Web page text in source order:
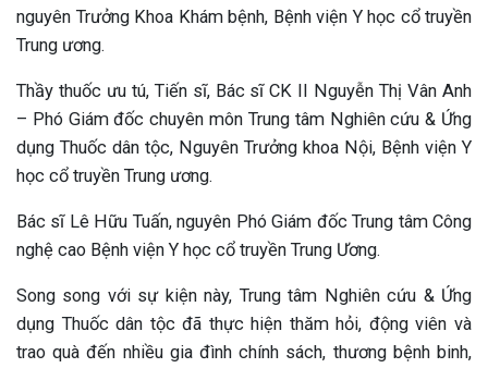
Sau Sinh Có Tự Khỏi
Thông Tin Cần Biết
phổ biến, khiến đôi bàn tay,
của chị em trở nên khô...
nguyên Trưởng Khoa Khám bệnh, Bệnh viện Y học cổ truyền
Trung ương.
Thầy thuốc ưu tú, Tiến sĩ, Bác sĩ CK II Nguyễn Thị Vân Anh
– Phó Giám đốc chuyên môn Trung tâm Nghiên cứu & Ứng
dụng Thuốc dân tộc, Nguyên Trưởng khoa Nội, Bệnh viện Y
học cổ truyền Trung ương.
Bác sĩ Lê Hữu Tuấn, nguyên Phó Giám đốc Trung tâm Công
nghệ cao Bệnh viện Y học cổ truyền Trung Ương.
Song song với sự kiện này, Trung tâm Nghiên cứu & Ứng
dụng Thuốc dân tộc đã thực hiện thăm hỏi, động viên và
trao quà đến nhiều gia đình chính sách, thương bệnh binh,